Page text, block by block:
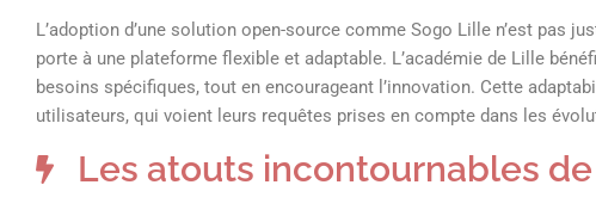
L’adoption d’une solution open-source comme Sogo Lille n’est pas
porte à une plateforme flexible et adaptable. L’académie de Lille
besoins spécifiques, tout en encourageant l’innovation. Cette
utilisateurs, qui voient leurs requêtes prises en compte dans les
Les atouts incontournables